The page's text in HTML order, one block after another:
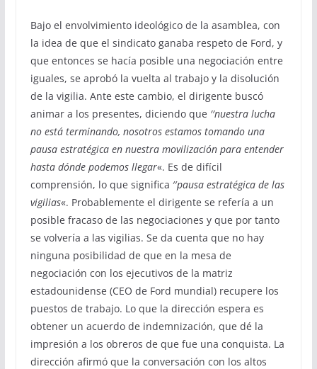
Bajo el envolvimiento ideológico de la asamblea, con
la idea de que el sindicato ganaba respeto de Ford, y
que entonces se hacía posible una negociación entre
iguales, se aprobó la vuelta al trabajo y la disolución
de la vigilia. Ante este cambio, el dirigente buscó
animar a los presentes, diciendo que ′′nuestra lucha
no está terminando, nosotros estamos tomando una
pausa estratégica en nuestra movilización para entender
hasta dónde podemos llegar«. Es de difícil
comprensión, lo que significa ′′pausa estratégica de las
vigilias«. Probablemente el dirigente se refería a un
posible fracaso de las negociaciones y que por tanto
se volvería a las vigilias. Se da cuenta que no hay
ninguna posibilidad de que en la mesa de
negociación con los ejecutivos de la matriz
estadounidense (CEO de Ford mundial) recupere los
puestos de trabajo. Lo que la dirección espera es
obtener un acuerdo de indemnización, que dé la
impresión a los obreros de que fue una conquista. La
dirección afirmó que la conversación con los altos